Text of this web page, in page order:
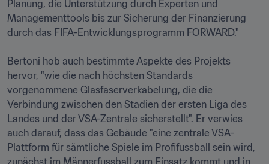
Planung, die Unterstützung durch Experten und
Managementtools bis zur Sicherung der Finanzierung
durch das FIFA-Entwicklungsprogramm FORWARD."
Bertoni hob auch bestimmte Aspekte des Projekts
hervor, "wie die nach höchsten Standards
vorgenommene Glasfaserverkabelung, die die
Verbindung zwischen den Stadien der ersten Liga des
Landes und der VSA-Zentrale sicherstellt". Er verwies
auch darauf, dass das Gebäude "eine zentrale VSA-
Plattform für sämtliche Spiele im Profifussball sein wird,
zunächst im Männerfussball zum Einsatz kommt und in